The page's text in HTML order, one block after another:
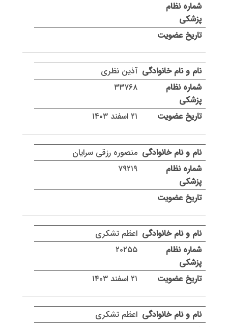
آذین نظری
۳۳۷۶۸
۲۱ اسفند ۱۴۰۳
منصوره رزقی سرایان
۷۹۲۱۹
اعظم تشکری
۲۰۲۵۵
۲۱ اسفند ۱۴۰۳
اعظم تشکری